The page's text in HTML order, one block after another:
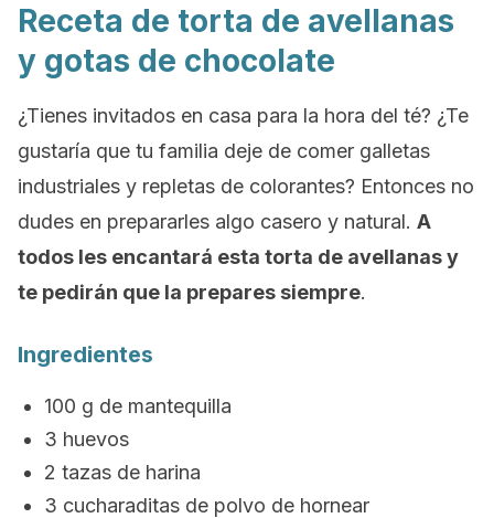
Receta de torta de avellanas
y gotas de chocolate
¿Tienes invitados en casa para la hora del té? ¿Te
gustaría que tu familia deje de comer galletas
industriales y repletas de colorantes? Entonces no
dudes en prepararles algo casero y natural. A
todos les encantará esta torta de avellanas y
te pedirán que la prepares siempre.
Ingredientes
100 g de mantequilla
3 huevos
2 tazas de harina
3 cucharaditas de polvo de hornear